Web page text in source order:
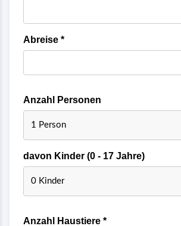
Abreise *
Anzahl Personen
davon Kinder (0 - 17 Jahre)
Anzahl Haustiere *